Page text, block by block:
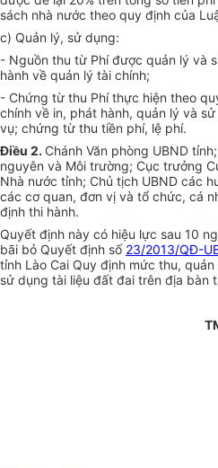
sách nhà nước theo quy định của
c) Quản lý, sử dụng:
- Nguồn thu từ Phí được quản lý và
hành về quản lý tài chính;
- Chứng từ thu Phí thực hiện theo
chính về in, phát hành, quản lý và
vụ; chứng từ thu tiền phí, lệ phí.
Điều 2. Chánh Văn phòng UBND
nguyên và Môi trường; Cục trưởng
Nhà nước tỉnh; Chủ tịch UBND các
các cơ quan, đơn vị và tổ chức, cá
định thi hành.
Quyết định này có hiệu lực sau 10
bãi bỏ Quyết định số 23/2013/QĐ-
tỉnh Lào Cai Quy định mức thu,
sử dụng tài liệu đất đai trên địa bàn